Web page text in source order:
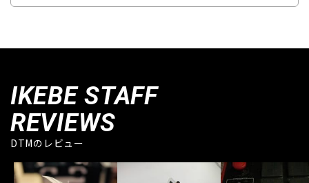
IKEBE STAFF
REVIEWS
DTMのレビュー